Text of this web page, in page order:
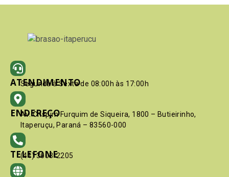
ATENDIMENTO
Segunda à Sexta de 08:00h às 17:00h
ENDEREÇO
Av. Crispim Furquim de Siqueira, 1800 – Butieirinho,
Itaperuçu, Paraná – 83560-000
TELEFONE
(41) 3603-2205